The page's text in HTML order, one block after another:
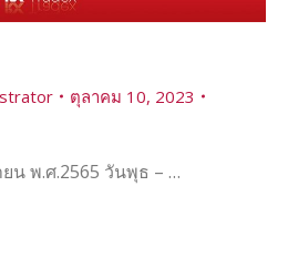
ตุลาคม 10, 2023
น พ.ศ.2565 วันพุธ – …